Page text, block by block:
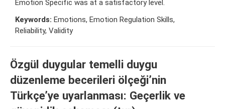
Emotion Specific was at a satisfactory level.
Keywords: Emotions, Emotion Regulation Skills,
Reliability, Validity
Özgül duygular temelli duygu
düzenleme becerileri ölçeği’nin
Türkçe’ye uyarlanması: Geçerlik ve